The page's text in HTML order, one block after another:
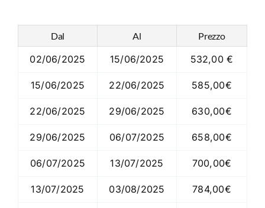
Dal Al Prezzo
02/06/2025 15/06/2025 532,00 €
15/06/2025 22/06/2025 585,00€
22/06/2025 29/06/2025 630,00€
29/06/2025 06/07/2025 658,00€
06/07/2025 13/07/2025 700,00€
13/07/2025 03/08/2025 784,00€